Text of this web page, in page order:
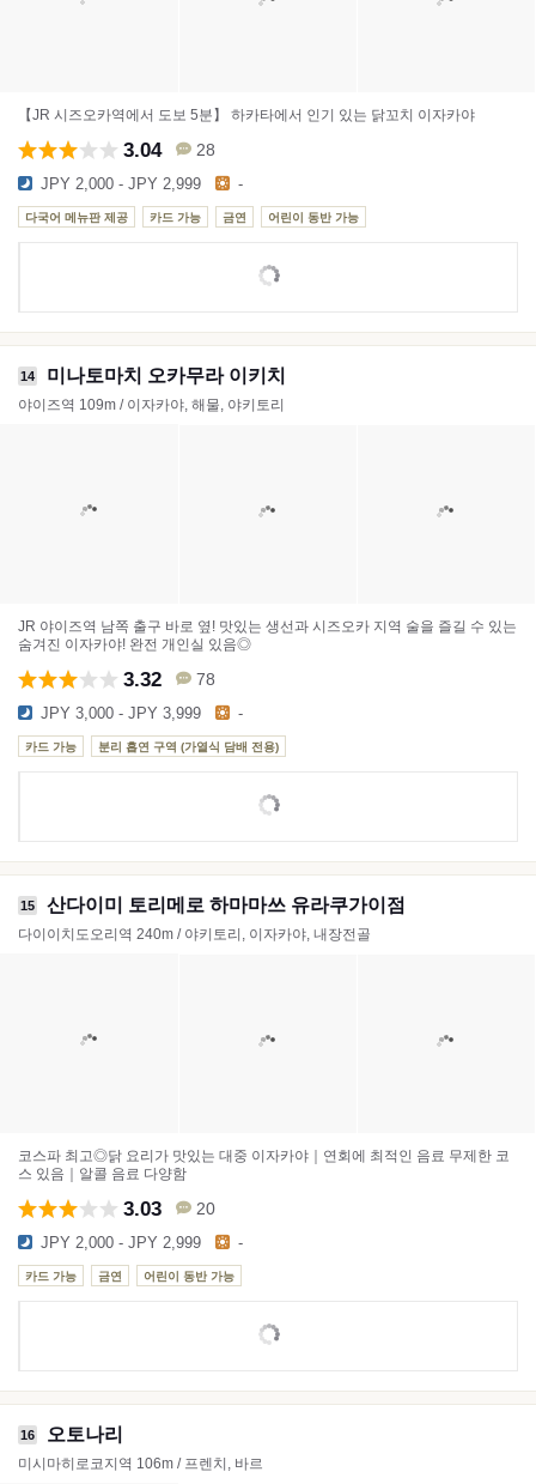
【JR 시즈오카역에서 도보 5분】 하카타에서 인기 있는 닭꼬치 이자카야
3.04 28
JPY 2,000 - JPY 2,999 -
다국어 메뉴판 제공 카드 가능 금연 어린이 동반 가능
14 미나토마치 오카무라 이키치
야이즈역 109m / 이자카야, 해물, 야키토리
JR 야이즈역 남쪽 출구 바로 옆! 맛있는 생선과 시즈오카 지역 술을 즐길 수 있는
숨겨진 이자카야! 완전 개인실 있음◎
3.32 78
JPY 3,000 - JPY 3,999 -
카드 가능 분리 흡연 구역 (가열식 담배 전용)
15 산다이미 토리메로 하마마쓰 유라쿠가이점
다이이치도오리역 240m / 야키토리, 이자카야, 내장전골
코스파 최고◎닭 요리가 맛있는 대중 이자카야｜연회에 최적인 음료 무제한 코
스 있음｜알콜 음료 다양함
3.03 20
JPY 2,000 - JPY 2,999 -
카드 가능 금연 어린이 동반 가능
16 오토나리
미시마히로코지역 106m / 프렌치, 바르